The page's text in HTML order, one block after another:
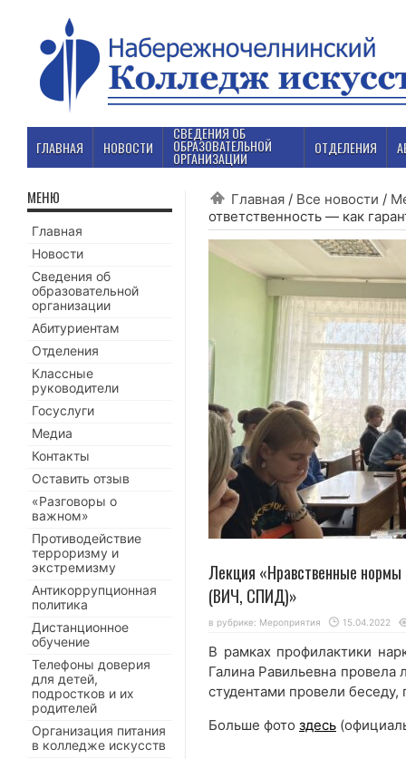
ГЛАВНАЯ НОВОСТИ
СВЕДЕНИЯ ОБ
ОБРАЗОВАТЕЛЬНОЙ
ОРГАНИЗАЦИИ
ОТДЕЛЕНИЯ
Главная / Все новости /
ответственность — как
Лекция «Нравственные нормы
(ВИЧ, СПИД)»
в рубрике: Мероприятия 15.04.2022
В рамках профилактики
Галина Равильевна
студентами провели
Больше фото здесь
МЕНЮ
Главная
Новости
Сведения об
образовательной
организации
Абитуриентам
Отделения
Классные
руководители
Госуслуги
Медиа
Контакты
Оставить отзыв
«Разговоры о
важном»
Противодействие
терроризму и
экстремизму
Антикоррупционная
политика
Дистанционное
обучение
Телефоны доверия
для детей,
подростков и их
родителей
Организация питания
в колледже искусств